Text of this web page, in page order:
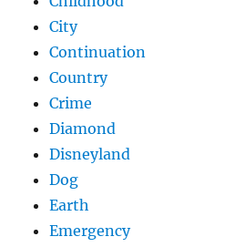
City
Continuation
Country
Crime
Diamond
Disneyland
Dog
Earth
Emergency